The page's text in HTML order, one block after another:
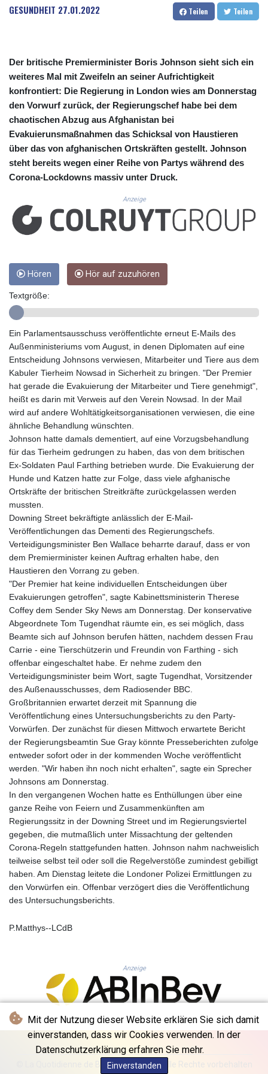
Mit der Nutzung dieser Website erklären Sie sich damit
einverstanden, dass wir Cookies verwenden. In der
Datenschutzerklärung erfahren Sie mehr.
Einverstanden
CUC 1.152127
CUP 30.531367
DKK 7.475686
DOP 67.260629
DZD 153.094981
EGP 57.25311
ERN 17.281906
ETB 186.307243
FJD 2.552999
FKP 0.855822
GBP 0.856474
GGP 0.855822
GHS 13.567791
GIP 0.855822
GTQ 8.807392
GYD 241.487115
HRK 7.53374
HTG 150.917301
HUF 365.417829
IDR 20663.399096
ILS 3.465254
IMP 0.855822
INR 109.88556
IQD 1512.132406
IRR
1584001.909458
ISK 142.401223
JEP 0.855822
JMD 182.968915
JOD 0.81682
KES 149.050765
KGS 100.753239
KHR 4682.906821
KMF 491.958449
KRW 1636.527559
KWD 0.356756
KYD 0.961952
KZT 540.905481
LAK 26081.121706
LBP
103366.035355
LKR 387.731275
LRD 208.352023
LSL 18.827475
LTL 3.401932
LVL 0.69691
LYD 7.358163
MAD 10.769655
MDL 20.084174
MGA 4962.784289
MMK 2418.826093
MNT 4142.864879
MOP 9.326933
MRU 46.275313
MUR 54.081038
MVR 17.811217
MWK 2001.516308
MXN 19.820025
NOK 10.995958
NPR 175.761776
NZD 1.964521
OMR 0.442988
PAB 1.154277
PEN 3.901717
PGK 5.099806
PHP 70.29585
PKR 320.457643
GESUNDHEIT 27.01.2022 Teilen Teilen
Der britische Premierminister Boris Johnson sieht sich ein
weiteres Mal mit Zweifeln an seiner Aufrichtigkeit
konfrontiert: Die Regierung in London wies am Donnerstag
den Vorwurf zurück, der Regierungschef habe bei dem
chaotischen Abzug aus Afghanistan bei
Evakuierunsmaßnahmen das Schicksal von Haustieren
über das von afghanischen Ortskräften gestellt. Johnson
steht bereits wegen einer Reihe von Partys während des
Corona-Lockdowns massiv unter Druck.
Anzeige
Hören Hör auf zuzuhören
Textgröße:
Ein Parlamentsausschuss veröffentlichte erneut E-Mails des
Außenministeriums vom August, in denen Diplomaten auf eine
Entscheidung Johnsons verwiesen, Mitarbeiter und Tiere aus dem
Kabuler Tierheim Nowsad in Sicherheit zu bringen. "Der Premier
hat gerade die Evakuierung der Mitarbeiter und Tiere genehmigt",
heißt es darin mit Verweis auf den Verein Nowsad. In der Mail
wird auf andere Wohltätigkeitsorganisationen verwiesen, die eine
ähnliche Behandlung wünschten.
Johnson hatte damals dementiert, auf eine Vorzugsbehandlung
für das Tierheim gedrungen zu haben, das von dem britischen
Ex-Soldaten Paul Farthing betrieben wurde. Die Evakuierung der
Hunde und Katzen hatte zur Folge, dass viele afghanische
Ortskräfte der britischen Streitkräfte zurückgelassen werden
mussten.
Downing Street bekräftigte anlässlich der E-Mail-
Veröffentlichungen das Dementi des Regierungschefs.
Verteidigungsminister Ben Wallace beharrte darauf, dass er von
dem Premierminister keinen Auftrag erhalten habe, den
Haustieren den Vorrang zu geben.
"Der Premier hat keine individuellen Entscheidungen über
Evakuierungen getroffen", sagte Kabinettsministerin Therese
Coffey dem Sender Sky News am Donnerstag. Der konservative
Abgeordnete Tom Tugendhat räumte ein, es sei möglich, dass
Beamte sich auf Johnson berufen hätten, nachdem dessen Frau
Carrie - eine Tierschützerin und Freundin von Farthing - sich
offenbar eingeschaltet habe. Er nehme zudem den
Verteidigungsminister beim Wort, sagte Tugendhat, Vorsitzender
des Außenausschusses, dem Radiosender BBC.
Großbritannien erwartet derzeit mit Spannung die
Veröffentlichung eines Untersuchungsberichts zu den Party-
Vorwürfen. Der zunächst für diesen Mittwoch erwartete Bericht
der Regierungsbeamtin Sue Gray könnte Presseberichten zufolge
entweder sofort oder in der kommenden Woche veröffentlicht
werden. "Wir haben ihn noch nicht erhalten", sagte ein Sprecher
Johnsons am Donnerstag.
In den vergangenen Wochen hatte es Enthüllungen über eine
ganze Reihe von Feiern und Zusammenkünften am
Regierungssitz in der Downing Street und im Regierungsviertel
gegeben, die mutmaßlich unter Missachtung der geltenden
Corona-Regeln stattgefunden hatten. Johnson nahm nachweislich
teilweise selbst teil oder soll die Regelverstöße zumindest gebilligt
haben. Am Dienstag leitete die Londoner Polizei Ermittlungen zu
den Vorwürfen ein. Offenbar verzögert dies die Veröffentlichung
des Untersuchungsberichts.
P.Matthys--LCdB
Anzeige
© La Quotidienne de Bruxelles - 2026 - Alle Rechte vorbehalten